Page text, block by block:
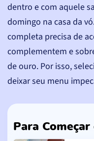
dentro e com aquele
domingo na casa da
completa precisa de
complementem e
de ouro. Por isso,
deixar seu menu
Para Começar